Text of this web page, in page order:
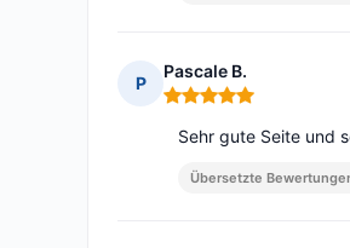
P
Pascale B.
Hinweis: 5 von 5
Sehr gute Seite und
Übersetzte